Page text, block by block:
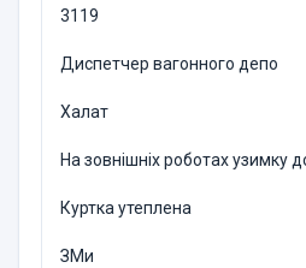
3119
Диспетчер вагонного депо
Халат
На зовнішніх роботах узимку
Куртка утеплена
ЗМи